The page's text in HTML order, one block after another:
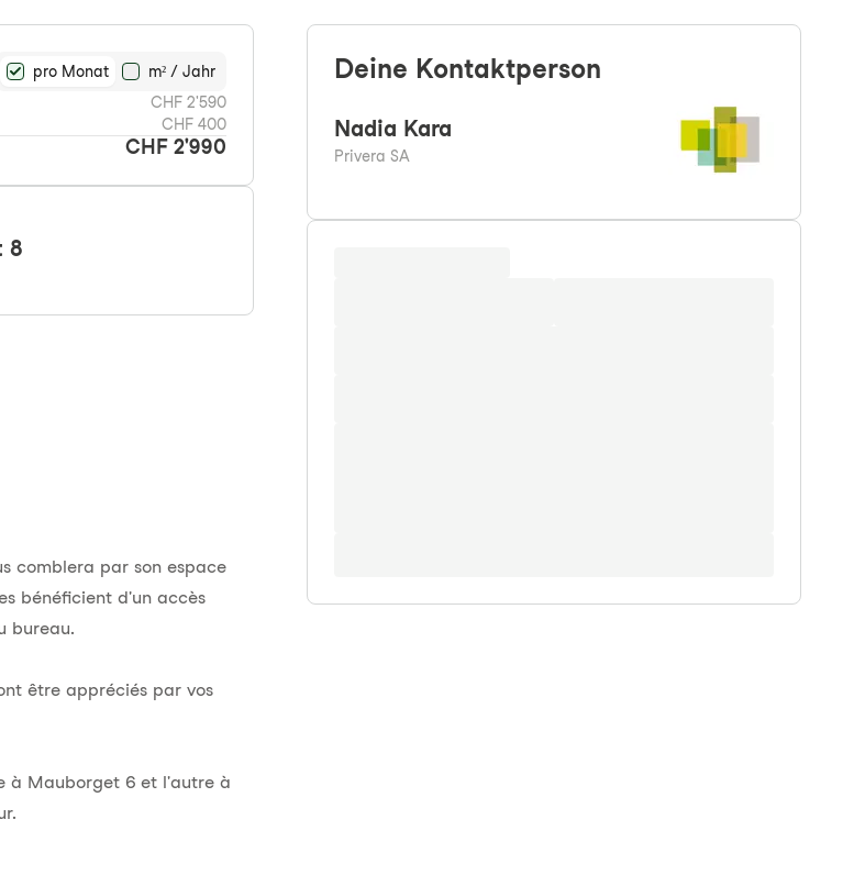
pro Monat
m² / Jahr
CHF 2'590
CHF 400
CHF 2'990
8
comblera par son espace
bénéficient d'un accès
bureau.
être appréciés par vos
à Mauborget 6 et l'autre à
Deine Kontaktperson
Nadia Kara
Privera SA